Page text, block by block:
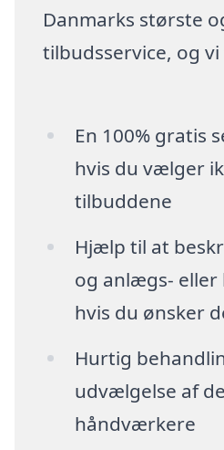
Danmarks største
tilbudsservice, og
En 100% gratis
hvis du vælger
tilbuddene
Hjælp til at
og anlægs- eller
hvis du ønsker
Hurtig
udvælgelse af
håndværkere